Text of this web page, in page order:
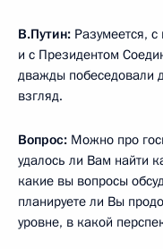
В.Путин: Разумеется,
и с Президентом
дважды побеседовали
взгляд.
Вопрос: Можно про
удалось ли Вам найти
какие вы вопросы
планируете ли Вы
уровне, в какой